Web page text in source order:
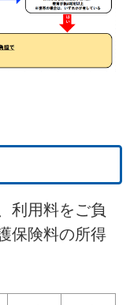
利用料をご負
保険料の所得